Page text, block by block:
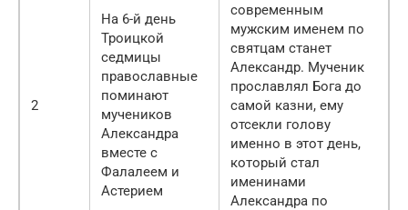
2
На 6-й день
Троицкой
седмицы
православные
поминают
мучеников
Александра
вместе с
Фалалеем и
Астерием
современным
мужским именем по
святцам станет
Александр. Мученик
прославлял Бога до
самой казни, ему
отсекли голову
именно в этот день,
который стал
именинами
Александра по